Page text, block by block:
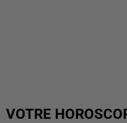
VOTRE